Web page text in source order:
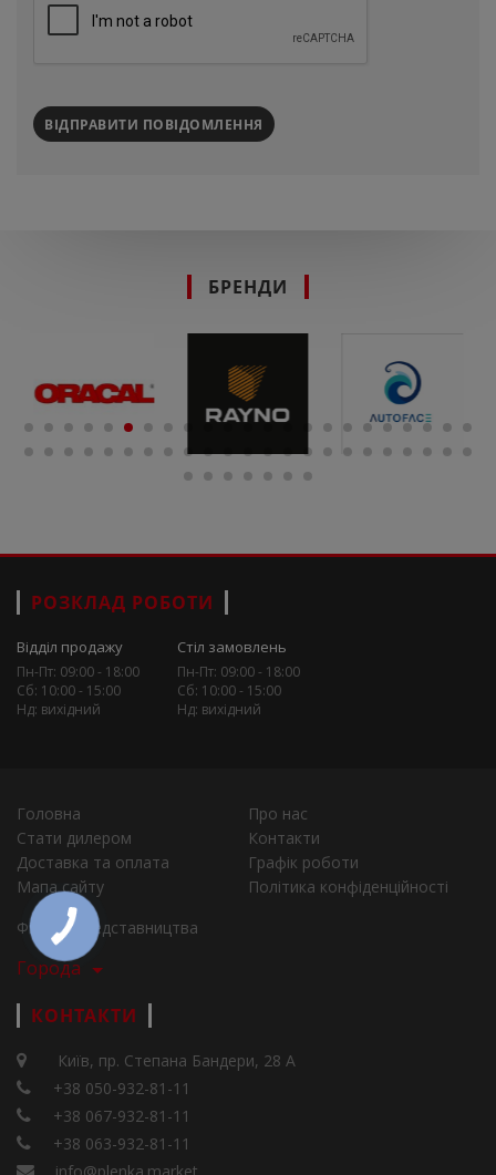
ВІДПРАВИТИ ПОВІДОМЛЕННЯ
БРЕНДИ
РОЗКЛАД РОБОТИ
Відділ продажу
Пн-Пт: 09:00 - 18:00
Сб: 10:00 - 15:00
Нд: вихідний
Стіл замовлень
Пн-Пт: 09:00 - 18:00
Сб: 10:00 - 15:00
Нд: вихідний
Головна
Про нас
Стати дилером
Контакти
Доставка та оплата
Графік роботи
Мапа сайту
Політика конфіденційності
Філії та представництва
Города
КОНТАКТИ
Київ, пр. Степана Бандери, 28 А
+38 050-932-81-11
+38 067-932-81-11
+38 063-932-81-11